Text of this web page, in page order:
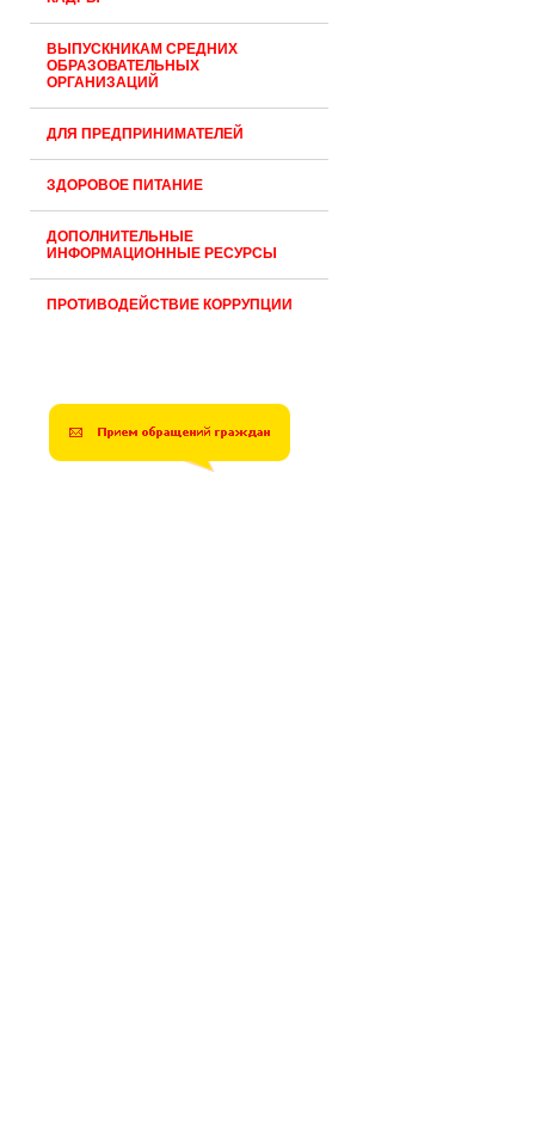
ВЫПУСКНИКАМ СРЕДНИХ
ОБРАЗОВАТЕЛЬНЫХ
ОРГАНИЗАЦИЙ
ДЛЯ ПРЕДПРИНИМАТЕЛЕЙ
ЗДОРОВОЕ ПИТАНИЕ
ДОПОЛНИТЕЛЬНЫЕ
ИНФОРМАЦИОННЫЕ РЕСУРСЫ
ПРОТИВОДЕЙСТВИЕ КОРРУПЦИИ